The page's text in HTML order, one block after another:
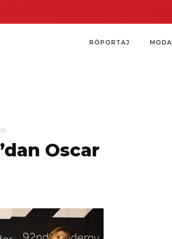
İngiltere’ye Kısa Bir Yolculuk
RÖPORTAJ MODA
Oscar